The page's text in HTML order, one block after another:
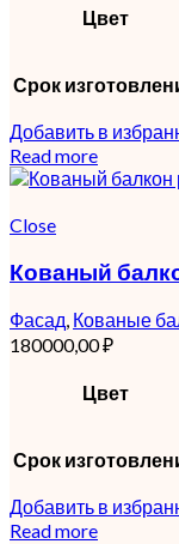
Цвет
Срок
Добавить в
Read more
Close
Кованый
Фасад, Кованые
180000,00₽
Цвет
Срок
Добавить в
Read more